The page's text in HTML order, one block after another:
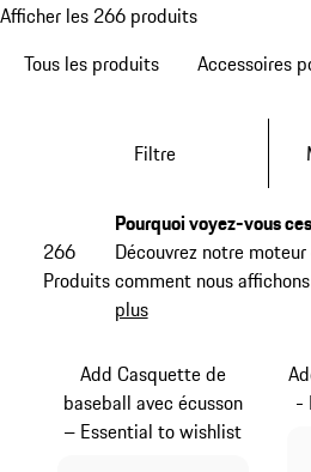
Afficher les 266 produits
Tous les produits
Accessoires
Filtre
266
Produits
Pourquoi voyez-vous
Découvrez notre
comment nous
plus
Add Casquette de
baseball avec écusson
– Essential to wishlist
-